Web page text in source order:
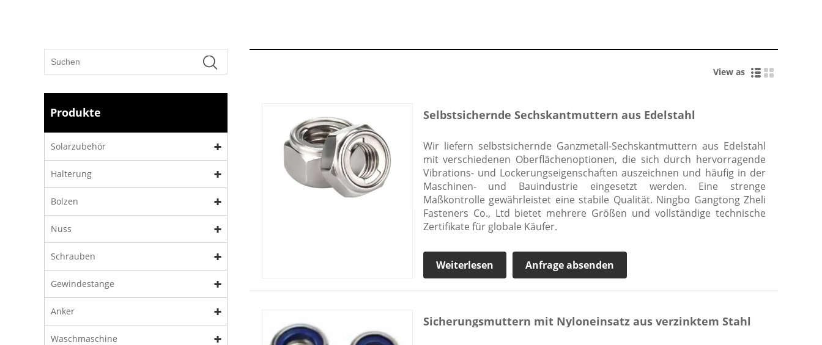
Produkte
Solarzubehör
Halterung
Bolzen
Nuss
Schrauben
Gewindestange
Anker
Waschmaschine
View as
Selbstsichernde Sechskantmuttern aus Edelstahl
Wir liefern selbstsichernde Ganzmetall-Sechskantmuttern aus Edelstahl
mit verschiedenen Oberflächenoptionen, die sich durch hervorragende
Vibrations- und Lockerungseigenschaften auszeichnen und häufig in der
Maschinen- und Bauindustrie eingesetzt werden. Eine strenge
Maßkontrolle gewährleistet eine stabile Qualität. Ningbo Gangtong Zheli
Fasteners Co., Ltd bietet mehrere Größen und vollständige technische
Zertifikate für globale Käufer.
Weiterlesen Anfrage absenden
Sicherungsmuttern mit Nyloneinsatz aus verzinktem Stahl